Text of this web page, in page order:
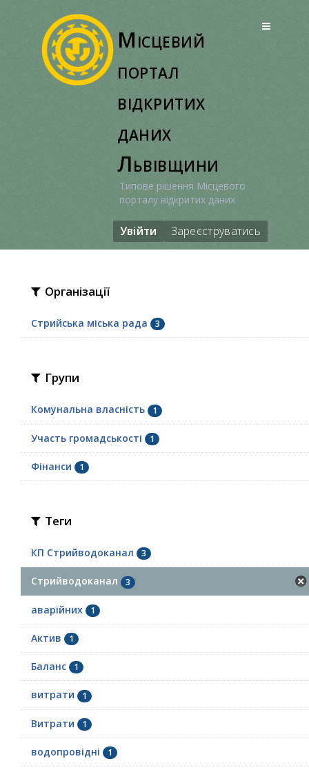
Місцевий
портал
відкритих
даних
Львівщини
Типове рішення Місцевого
порталу відкритих даних
Увійти Зареєструватись
Організації
Стрийська міська рада 3
Групи
Комунальна власність 1
Участь громадськості 1
Фінанси 1
Теги
КП Стрийводоканал 3
Стрийводоканал 3
аварійних 1
Актив 1
Баланс 1
витрати 1
Витрати 1
водопровідні 1